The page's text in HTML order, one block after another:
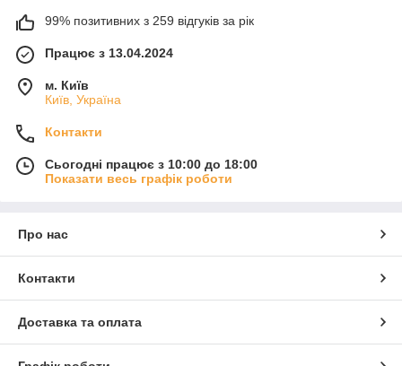
99% позитивних з 259 відгуків за рік
Працює з 13.04.2024
м. Київ
Київ, Україна
Контакти
Сьогодні працює з 10:00 до 18:00
Показати весь графік роботи
Про нас
Контакти
Доставка та оплата